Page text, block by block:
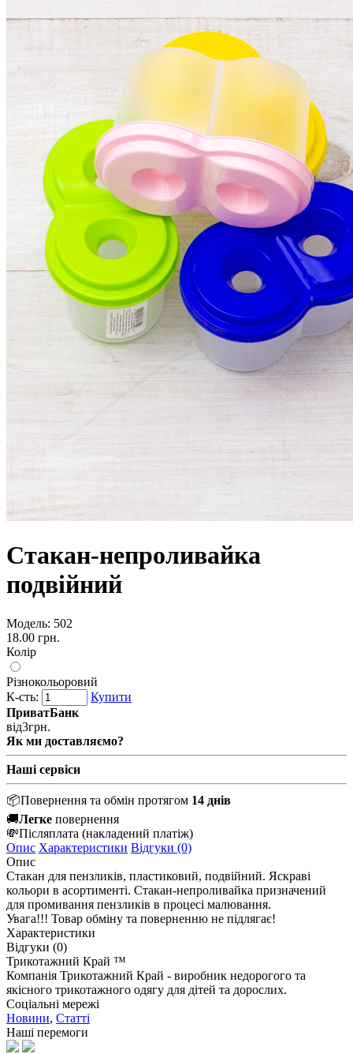
Стакан-непроливайка
подвійний
Модель: 502
18.00 грн.
Колір
Різнокольоровий
К-сть:
Купити
ПриватБанк
від3грн.
Як ми доставляємо?
Наші сервіси
📦Повернення та обмін протягом 14 днів
🚚Легке повернення
💸Післяплата (накладений платіж)
Опис Характеристики Відгуки (0)
Опис
Стакан для пензликів, пластиковий, подвійний. Яскраві
кольори в асортименті. Стакан-непроливайка призначений
для промивання пензликів в процесі малювання.
Увага!!! Товар обміну та поверненню не підлягає!
Характеристики
Відгуки (0)
Трикотажний Край ™
Компанія Трикотажний Край - виробник недорогого та
якісного трикотажного одягу для дітей та дорослих.
Соціальні мережі
Новини, Статті
Наші перемоги